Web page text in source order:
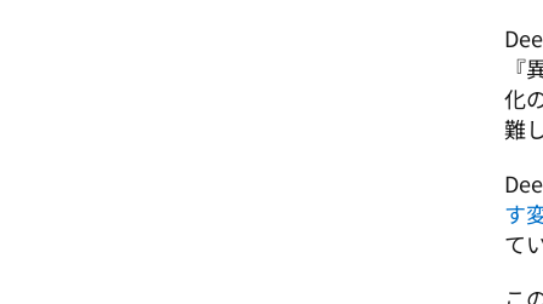
『
化
難
す
て